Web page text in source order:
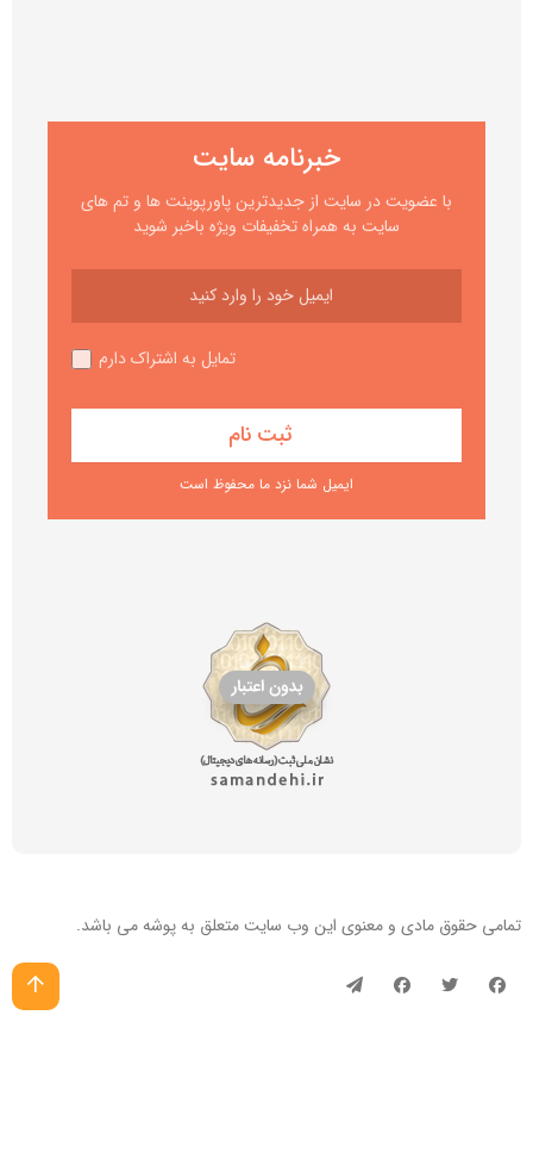
خبرنامه سایت
با عضویت در سایت از جدیدترین پاورپوینت ها و تم های
سایت به همراه تخفیفات ویژه باخبر شوید
تمایل به اشتراک دارم
ایمیل شما نزد ما محفوظ است
تمامی حقوق مادی و معنوی این وب سایتمتعلق به پوشه می باشد.